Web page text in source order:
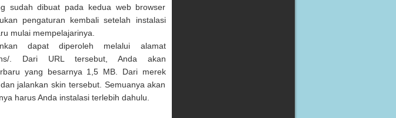
sudah dibuat pada kedua web browser
pengaturan kembali setelah instalasi
mulai mempelajarinya.
dapat diperoleh melalui alamat
skins/. Dari URL tersebut, Anda akan
yang besarnya 1,5 MB. Dari merek
jalankan skin tersebut. Semuanya akan
harus Anda instalasi terlebih dahulu.